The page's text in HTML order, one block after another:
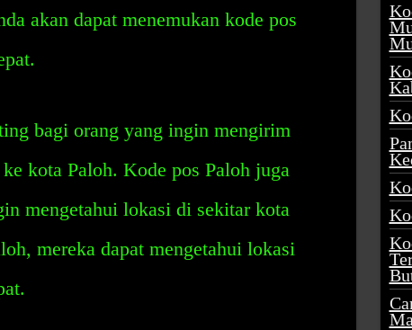
akan dapat menemukan kode pos
bagi orang yang ingin mengirim
kota Paloh. Kode pos Paloh juga
mengetahui lokasi di sekitar kota
mereka dapat mengetahui lokasi